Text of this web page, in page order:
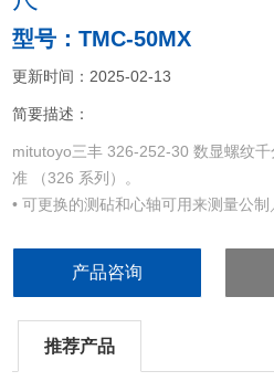
型号：TMC-50MX
更新时间：2025-02-13
简要描述：
mitutoyo三丰 326-252-30 数显螺纹
准 （326 系列）。
• 可更换的测砧和心轴可用来测量公
• 棘轮锁定装置可保持恒定测力。
产品咨询
推荐产品